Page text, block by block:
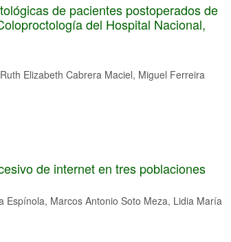
de pacientes postoperados de
del Hospital Nacional,
Elizabeth Cabrera Maciel, Miguel Ferreira
de internet en tres poblaciones
Marcos Antonio Soto Meza, Lidia María